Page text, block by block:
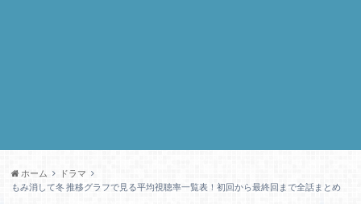
ホーム
ドラマ
もみ消して冬 推移グラフで見る平均視聴率一覧表！初回から最終回まで全話まとめ